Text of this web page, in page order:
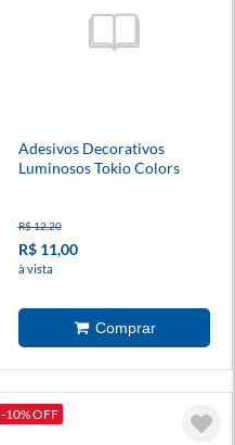
Adesivos Decorativos
Luminosos Tokio Colors
R$ 12,20
R$ 11,00
à vista
-10% OFF